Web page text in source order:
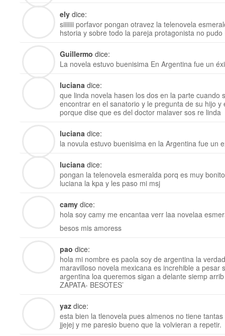
ely dice:
siiiiiii porfavor pongan otravez la telenovela
hstoria y sobre todo la pareja protagonista no
Guillermo dice:
La novela estuvo buenisima En Argentina fue un
luciana dice:
que linda novela hasen los dos en la parte cuando
encontrar en el sanatorio y le pregunta de su hijo
porque dise que es del doctor malaver sos re linda
luciana dice:
la novula estuvo buenisima en la Argentina fue un
luciana dice:
pongan la telenovela esmeralda porq es muy
luciana la kpa y les paso mi msj
camy dice:
hola soy camy me encantaa verr laa novelaa
besos mis amoress
pao dice:
hola mi nombre es paola soy de argentina la
maravilloso novela mexicana es increhible a pesar
argentina loa queremos sigan a delante siemp
ZAPATA- BESOTES’
yaz dice:
esta bien la tlenovela pues almenos no tiene
jjejej y me paresio bueno que la volvieran a repetir.